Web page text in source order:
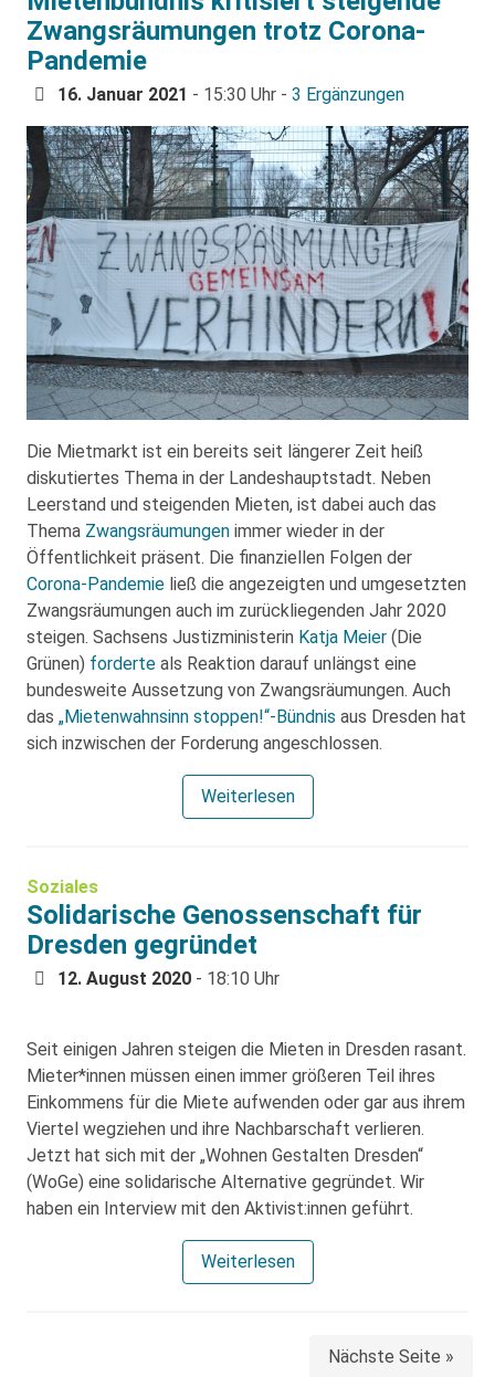
Zwangsräumungen trotz Corona-
Pandemie
16. Januar 2021 - 15:30 Uhr - 3 Ergänzungen
Die Mietmarkt ist ein bereits seit längerer Zeit heiß
diskutiertes Thema in der Landeshauptstadt. Neben
Leerstand und steigenden Mieten, ist dabei auch das
Thema Zwangsräumungen immer wieder in der
Öffentlichkeit präsent. Die finanziellen Folgen der
Corona-Pandemie ließ die angezeigten und umgesetzten
Zwangsräumungen auch im zurückliegenden Jahr 2020
steigen. Sachsens Justizministerin Katja Meier (Die
Grünen) forderte als Reaktion darauf unlängst eine
bundesweite Aussetzung von Zwangsräumungen. Auch
das „Mietenwahnsinn stoppen!“-Bündnis aus Dresden hat
sich inzwischen der Forderung angeschlossen.
Weiterlesen
Soziales
Solidarische Genossenschaft für
Dresden gegründet
12. August 2020 - 18:10 Uhr
Seit einigen Jahren steigen die Mieten in Dresden rasant.
Mieter*innen müssen einen immer größeren Teil ihres
Einkommens für die Miete aufwenden oder gar aus ihrem
Viertel wegziehen und ihre Nachbarschaft verlieren.
Jetzt hat sich mit der „Wohnen Gestalten Dresden“
(WoGe) eine solidarische Alternative gegründet. Wir
haben ein Interview mit den Aktivist:innen geführt.
Weiterlesen
Nächste Seite »